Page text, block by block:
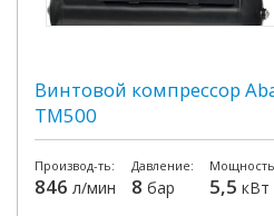
Винтовой компрессор
TM500
Производ-ть:
846 л/мин
Давление:
8 бар 5,5 кВт